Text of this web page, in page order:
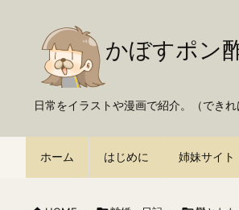
かぼすポン
日常をイラストや漫画で紹介。（できれ
ホーム はじめに 姉妹サイト